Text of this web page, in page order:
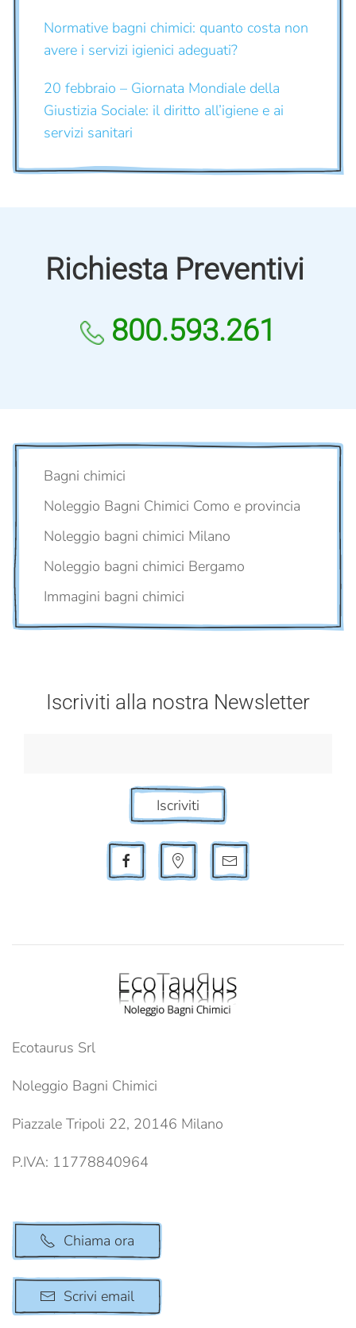
Normative bagni chimici: quanto costa non
avere i servizi igienici adeguati?
20 febbraio – Giornata Mondiale della
Giustizia Sociale: il diritto all’igiene e ai
servizi sanitari
Richiesta Preventivi
800.593.261
Bagni chimici
Noleggio Bagni Chimici Como e provincia
Noleggio bagni chimici Milano
Noleggio bagni chimici Bergamo
Immagini bagni chimici
Iscriviti alla nostra Newsletter
Iscriviti
Ecotaurus Srl
Noleggio Bagni Chimici
Piazzale Tripoli 22, 20146 Milano
P.IVA: 11778840964
Chiama ora
Scrivi email